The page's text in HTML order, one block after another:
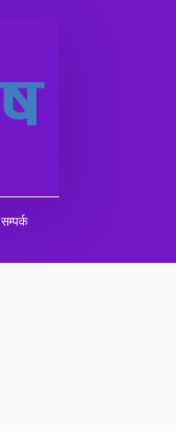
सम्पर्क